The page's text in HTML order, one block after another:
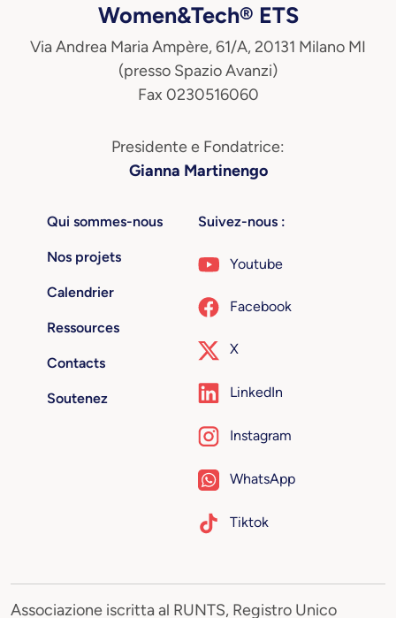
Women&Tech® ETS
Via Andrea Maria Ampère, 61/A, 20131 Milano MI
(presso Spazio Avanzi)
Fax 0230516060
Presidente e Fondatrice:
Gianna Martinengo
Qui sommes-nous
Nos projets
Calendrier
Ressources
Contacts
Soutenez
Suivez-nous :
Youtube
Facebook
X
LinkedIn
Instagram
WhatsApp
Tiktok
Associazione iscritta al RUNTS, Registro Unico